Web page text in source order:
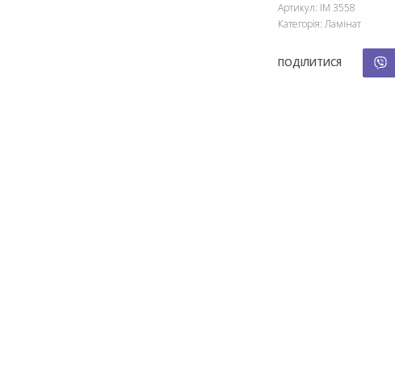
Артикул: IM 3558
Категорія: Ламінат
ПОДІЛИТИСЯ